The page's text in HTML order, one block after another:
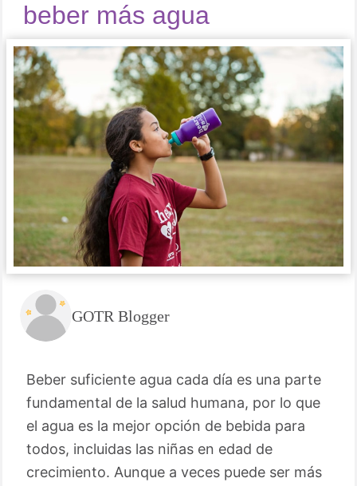
beber más agua
GOTR Blogger
Beber suficiente agua cada día es una parte
fundamental de la salud humana, por lo que
el agua es la mejor opción de bebida para
todos, incluidas las niñas en edad de
crecimiento. Aunque a veces puede ser más